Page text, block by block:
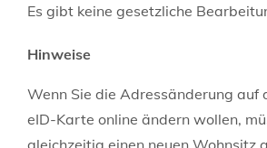
Es gibt keine gesetzliche
Hinweise
Wenn Sie die Adressänderung auf
eID-Karte online ändern wollen,
gleichzeitig einen neuen Wohnsitz